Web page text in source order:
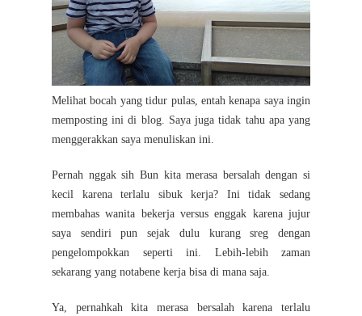
Melihat bocah yang tidur pulas, entah kenapa saya ingin
memposting ini di blog. Saya juga tidak tahu apa yang
menggerakkan saya menuliskan ini.
Pernah nggak sih Bun kita merasa bersalah dengan si
kecil karena terlalu sibuk kerja? Ini tidak sedang
membahas wanita bekerja versus enggak karena jujur
saya sendiri pun sejak dulu kurang sreg dengan
pengelompokkan seperti ini. Lebih-lebih zaman
sekarang yang notabene kerja bisa di mana saja.
Ya, pernahkah kita merasa bersalah karena terlalu